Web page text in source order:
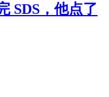
SDS，他点了